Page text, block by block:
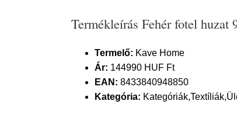
Termékleírás Fehér fotel huzat
Termelő: Kave Home
Ár: 144990 HUF Ft
EAN: 8433840948850
Kategória: